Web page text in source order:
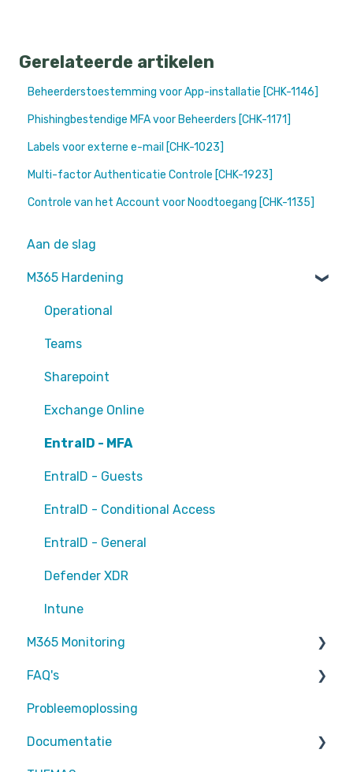
Gerelateerde artikelen
Beheerderstoestemming voor App-installatie [CHK-1146]
Phishingbestendige MFA voor Beheerders [CHK-1171]
Labels voor externe e-mail [CHK-1023]
Multi-factor Authenticatie Controle [CHK-1923]
Controle van het Account voor Noodtoegang [CHK-1135]
Aan de slag
M365 Hardening
Operational
Teams
Sharepoint
Exchange Online
EntraID - MFA
EntraID - Guests
EntraID - Conditional Access
EntraID - General
Defender XDR
Intune
M365 Monitoring
Entra ID
SharePoint
Exchange Online
FAQ's
Partners
Attic MDR
Probleemoplossing
Documentatie